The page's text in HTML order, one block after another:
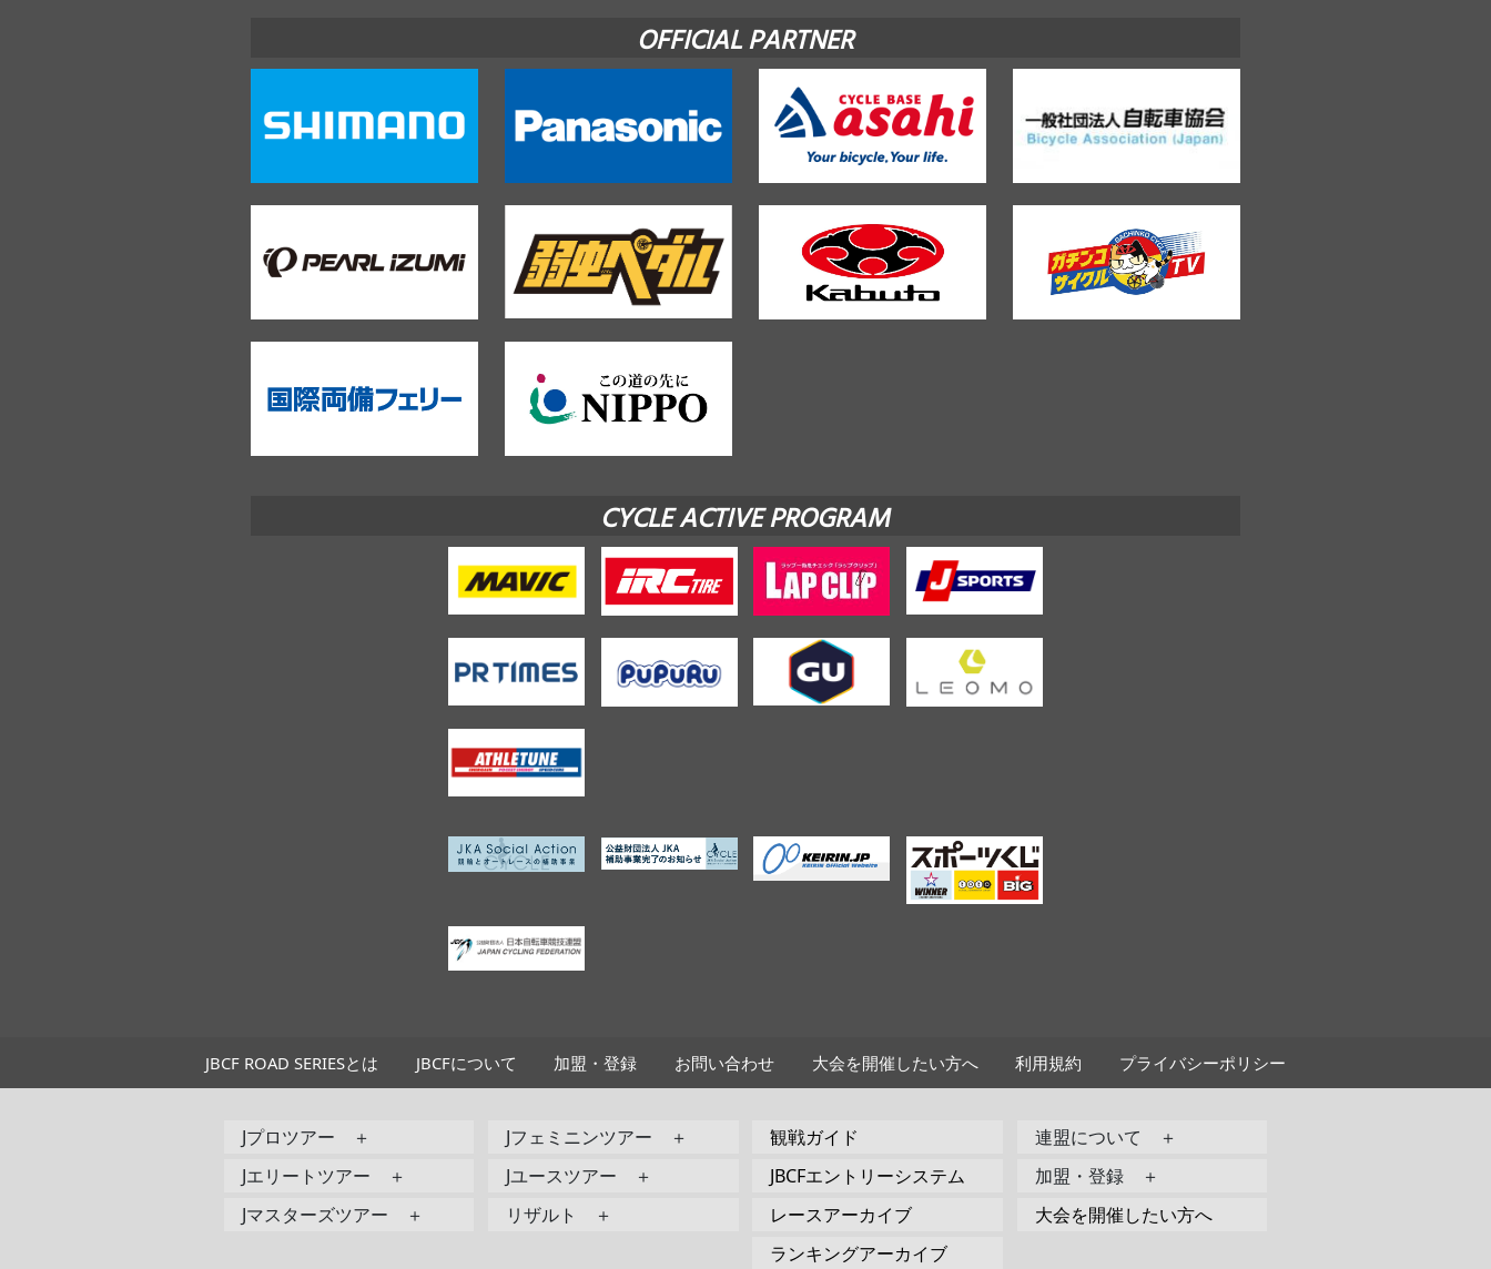
OFFICIAL PARTNER
CYCLE ACTIVE PROGRAM
JBCF ROAD SERIESとは JBCFについて 加盟・登録 お問い合わせ 大会を開催したい方へ 利用規約 プライバシーポリシー
Jプロツアー ＋
Jエリートツアー ＋
Jマスターズツアー ＋
Jフェミニンツアー ＋
Jユースツアー ＋
リザルト ＋
観戦ガイド
JBCFエントリーシステム
レースアーカイブ
ランキングアーカイブ
連盟について ＋
加盟・登録 ＋
大会を開催したい方へ